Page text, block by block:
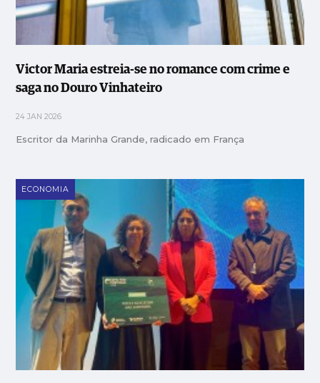
Victor Maria estreia-se no romance com crime e
saga no Douro Vinhateiro
24 JAN 2026
Escritor da Marinha Grande, radicado em França
ECONOMIA